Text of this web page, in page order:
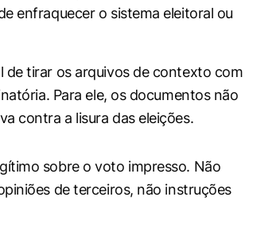
enfraquecer o sistema eleitoral ou
de tirar os arquivos de contexto com
Para ele, os documentos não
contra a lisura das eleições.
sobre o voto impresso. Não
de terceiros, não instruções